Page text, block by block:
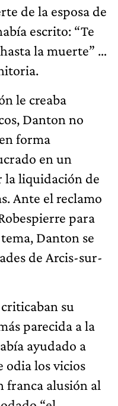
de la esposa de
escrito: “Te
la muerte” …
le creaba
Danton no
forma
en un
la liquidación de
Ante el reclamo
para
Danton se
de Arcis-sur-
su
parecida a la
ayudado a
odia los vicios
franca alusión al